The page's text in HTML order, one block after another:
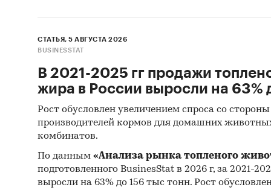
СТАТЬЯ, 5 АВГУСТА 2026
BUSINESSTAT
В 2021-2025 гг продажи
жира в России выросли на 63%
Рост обусловлен увеличением спроса со
производителей кормов для домашних
комбинатов.
По данным «Анализа рынка топленого
подготовленного BusinesStat в 2026 г, за 2021-
выросли на 63% до 156 тыс тонн. Рост